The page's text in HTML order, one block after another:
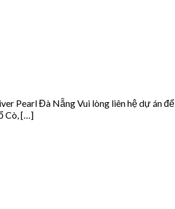
Pearl Đà Nẵng Vui lòng liên hệ dự án
Cò, […]